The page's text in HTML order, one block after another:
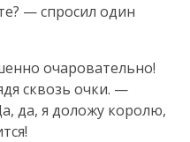
— спросил один
очаровательно!
сквозь очки. —
да, я доложу королю,